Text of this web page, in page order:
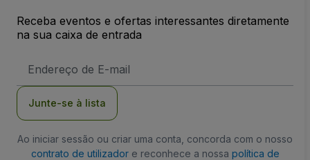
Receba eventos e ofertas interessantes diretamente
na sua caixa de entrada
de
Junte-se à lista
Ao iniciar sessão ou criar uma conta, concorda com o nosso
contrato de utilizadore reconhece a nossa política de